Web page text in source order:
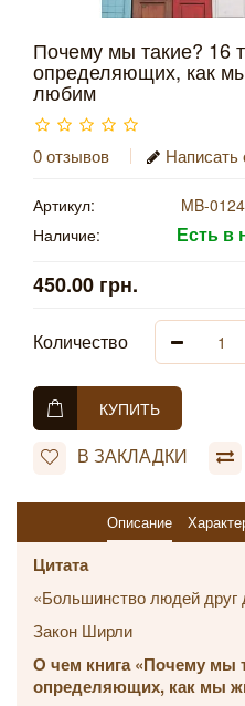
Почему мы такие? 16
определяющих, как
любим
0 отзывов Написать
Артикул:
MB-
Наличие:
Есть в
450.00 грн.
Количество
КУПИТЬ
В ЗАКЛАДКИ
Описание
Цитата
«Большинство людей друг
Закон Ширли
О чем книга «Почему мы
определяющих, как мы